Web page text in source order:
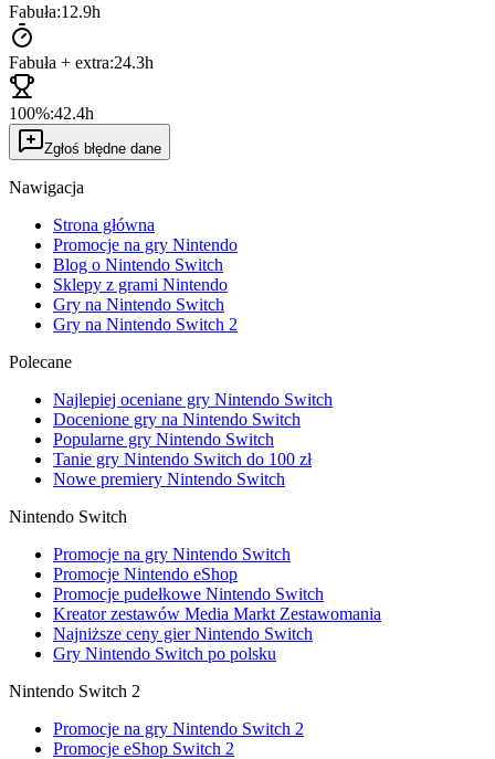
Fabuła:12.9h
Fabuła + extra:24.3h
100%:42.4h
Zgłoś błędne dane
Nawigacja
Strona główna
Promocje na gry Nintendo
Blog o Nintendo Switch
Sklepy z grami Nintendo
Gry na Nintendo Switch
Gry na Nintendo Switch 2
Polecane
Najlepiej oceniane gry Nintendo Switch
Docenione gry na Nintendo Switch
Popularne gry Nintendo Switch
Tanie gry Nintendo Switch do 100 zł
Nowe premiery Nintendo Switch
Nintendo Switch
Promocje na gry Nintendo Switch
Promocje Nintendo eShop
Promocje pudełkowe Nintendo Switch
Kreator zestawów Media Markt Zestawomania
Najniższe ceny gier Nintendo Switch
Gry Nintendo Switch po polsku
Nintendo Switch 2
Promocje na gry Nintendo Switch 2
Promocje eShop Switch 2